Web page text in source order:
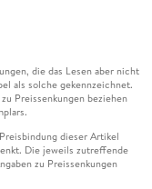
die das Lesen aber nicht
als solche gekennzeichnet.
Preissenkungen beziehen
dieser Artikel
Die jeweils zutreffende
zu Preissenkungen